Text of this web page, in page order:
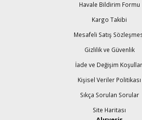
Havale Bildirim Formu
Kargo Takibi
Mesafeli Satış
Gizlilik ve Güvenlik
İade ve Değişim
Kişisel Veriler Politikası
Sıkça Sorulan Sorular
Site Haritası